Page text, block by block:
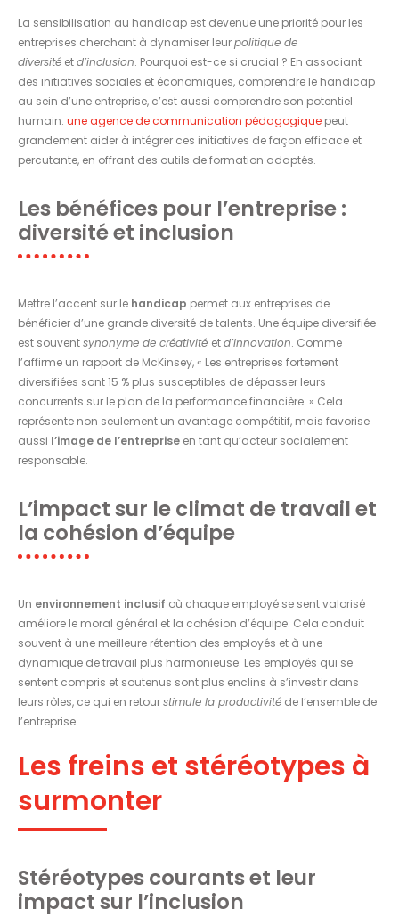
La sensibilisation au handicap est devenue une priorité pour les
entreprises cherchant à dynamiser leurpolitique de
diversité etd’inclusion. Pourquoi est-ce si crucial ? En associant
des initiatives sociales et économiques, comprendre le handicap
au sein d’une entreprise, c’est aussi comprendre son potentiel
humain. une agence de communication pédagogique peut
grandement aider à intégrer ces initiatives de façon efficace et
percutante, en offrant des outils de formation adaptés.
Les bénéfices pour l’entreprise :
diversité et inclusion
Mettre l’accent sur le handicap permet aux entreprises de
bénéficier d’une grande diversité de talents. Une équipe diversifiée
est souventsynonyme de créativité etd’innovation. Comme
l’affirme un rapport de McKinsey, « Les entreprises fortement
diversifiées sont 15 % plus susceptibles de dépasser leurs
concurrents sur le plan de la performance financière. » Cela
représente non seulement un avantage compétitif, mais favorise
aussi l’image de l’entreprise en tant qu’acteur socialement
responsable.
L’impact sur le climat de travail et
la cohésion d’équipe
Un environnement inclusif où chaque employé se sent valorisé
améliore le moral général et la cohésion d’équipe. Cela conduit
souvent à une meilleure rétention des employés et à une
dynamique de travail plus harmonieuse. Les employés qui se
sentent compris et soutenus sont plus enclins à s’investir dans
leurs rôles, ce qui en retourstimule la productivité de l’ensemble de
l’entreprise.
Les freins et stéréotypes à
surmonter
Stéréotypes courants et leur
impact sur l’inclusion